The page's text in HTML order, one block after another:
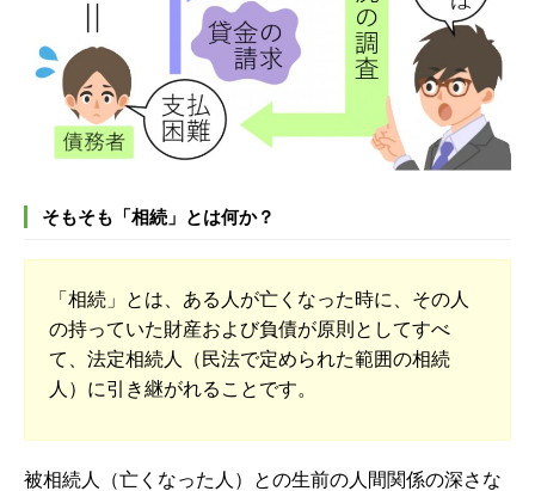
そもそも「相続」とは何か？
「相続」とは、ある人が亡くなった時に、その人
の持っていた財産および負債が原則としてすべ
て、法定相続人（民法で定められた範囲の相続
人）に引き継がれることです。
被相続人（亡くなった人）との生前の人間関係の深さな